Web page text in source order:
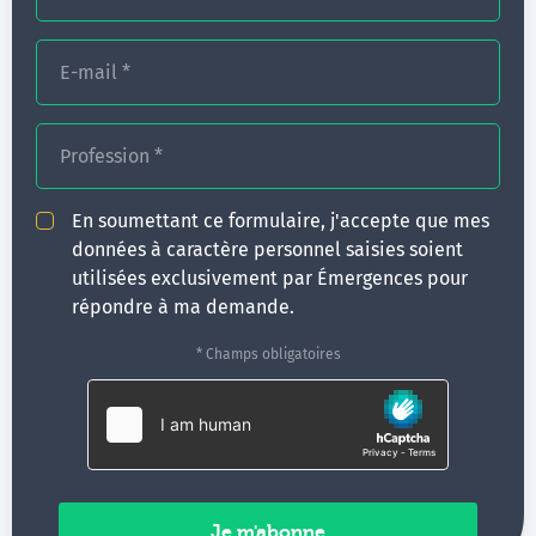
E-mail *
Profession *
En soumettant ce formulaire, j'accepte que mes
données à caractère personnel saisies soient
utilisées exclusivement par Émergences pour
répondre à ma demande.
* Champs obligatoires
Retrouvez ci-dessous les T'AIDES HYP des
lauréats du Congrès Hypnose & Douleur
Gueguen et Marina Sochat. 3 minutes de
partage d'expérience en lien avec le
monde de la santé !